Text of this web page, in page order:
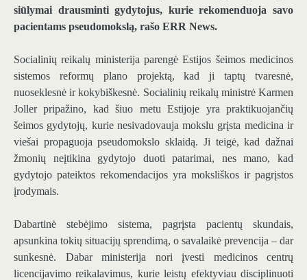
siūlymai drausminti gydytojus, kurie rekomenduoja savo
pacientams pseudomokslą, rašo ERR News.
Socialinių reikalų ministerija parengė Estijos šeimos medicinos
sistemos reformų plano projektą, kad ji taptų tvaresnė,
nuoseklesnė ir kokybiškesnė. Socialinių reikalų ministrė Karmen
Joller pripažino, kad šiuo metu Estijoje yra praktikuojančių
šeimos gydytojų, kurie nesivadovauja mokslu grįsta medicina ir
viešai propaguoja pseudomokslo sklaidą. Ji teigė, kad dažnai
žmonių neįtikina gydytojo duoti patarimai, nes mano, kad
gydytojo pateiktos rekomendacijos yra moksliškos ir pagrįstos
įrodymais.
Dabartinė stebėjimo sistema, pagrįsta pacientų skundais,
apsunkina tokių situacijų sprendimą, o savalaikė prevencija – dar
sunkesnė. Dabar ministerija nori įvesti medicinos centrų
licencijavimo reikalavimus, kurie leistų efektyviau disciplinuoti